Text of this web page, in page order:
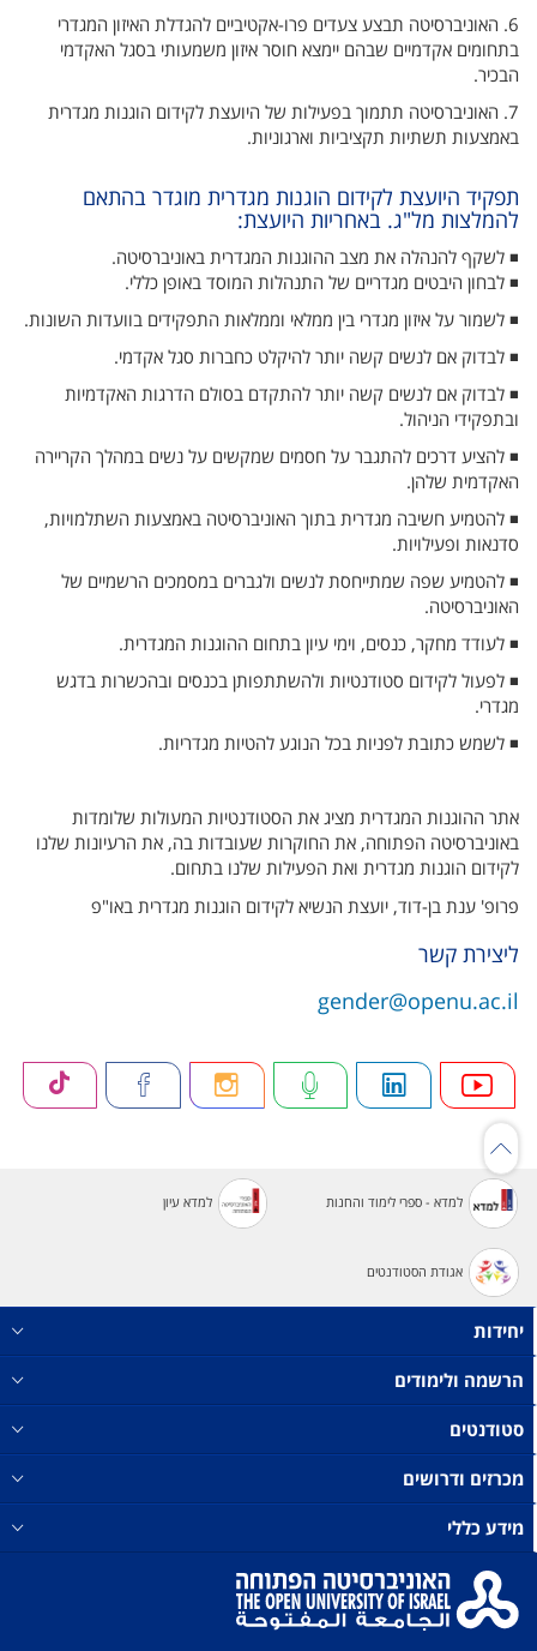
6. האוניברסיטה תבצע צעדים פרו-אקטיביים להגדלת האיזון המגדרי
בתחומים אקדמיים שבהם יימצא חוסר איזון משמעותי בסגל האקדמי
הבכיר.
7. האוניברסיטה תתמוך בפעילות של היועצת לקידום הוגנות מגדרית
באמצעות תשתיות תקציביות וארגוניות.
תפקיד היועצת לקידום הוגנות מגדרית מוגדר בהתאם
להמלצות מל"ג. באחריות היועצת:
◾ לשקף להנהלה את מצב ההוגנות המגדרית באוניברסיטה.
◾ לבחון היבטים מגדריים של התנהלות המוסד באופן כללי.
◾ לשמור על איזון מגדרי בין ממלאי וממלאות התפקידים בוועדות השונות.
◾ לבדוק אם לנשים קשה יותר להיקלט כחברות סגל אקדמי.
◾ לבדוק אם לנשים קשה יותר להתקדם בסולם הדרגות האקדמיות
ובתפקידי הניהול.
◾ להציע דרכים להתגבר על חסמים שמקשים על נשים במהלך הקריירה
האקדמית שלהן.
◾ להטמיע חשיבה מגדרית בתוך האוניברסיטה באמצעות השתלמויות,
סדנאות ופעילויות.
◾ להטמיע שפה שמתייחסת לנשים ולגברים במסמכים הרשמיים של
האוניברסיטה.
◾ לעודד מחקר, כנסים, וימי עיון בתחום ההוגנות המגדרית.
◾ לפעול לקידום סטודנטיות ולהשתתפותן בכנסים ובהכשרות בדגש
מגדרי.
◾ לשמש כתובת לפניות בכל הנוגע להטיות מגדריות.
אתר ההוגנות המגדרית מציג את הסטודנטיות המעולות שלומדות
באוניברסיטה הפתוחה, את החוקרות שעובדות בה, את הרעיונות שלנו
לקידום הוגנות מגדרית ואת הפעילות שלנו בתחום.
פרופ' ענת בן-דוד, יועצת הנשיא לקידום הוגנות מגדרית באו"פ
ליצירת קשר
gender@openu.ac.il
למדא - ספרי לימוד והחנות למדא עיון
אגודת הסטודנטים
יחידות
הרשמה ולימודים
סטודנטים
מכרזים ודרושים
מידע כללי